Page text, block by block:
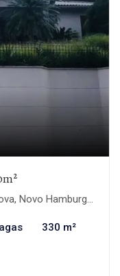
Novo Hamburgo-RS
330 m²